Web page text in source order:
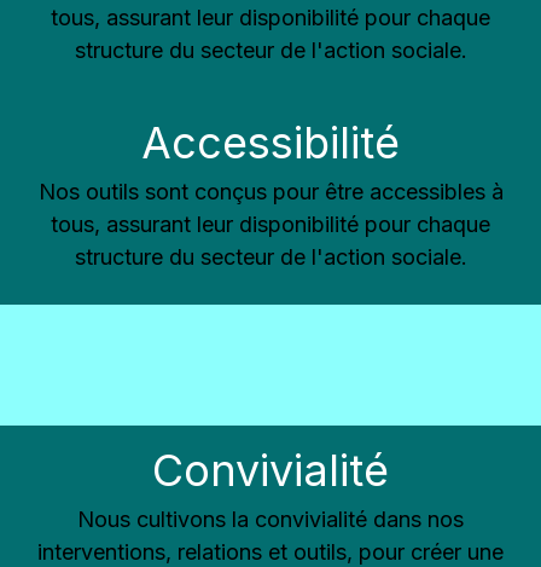
tous, assurant leur disponibilité pour chaque
structure du secteur de l'action sociale.
Accessibilité
Nos outils sont conçus pour être accessibles à
tous, assurant leur disponibilité pour chaque
structure du secteur de l'action sociale.
Convivialité
Nous cultivons la convivialité dans nos
interventions, relations et outils, pour créer une